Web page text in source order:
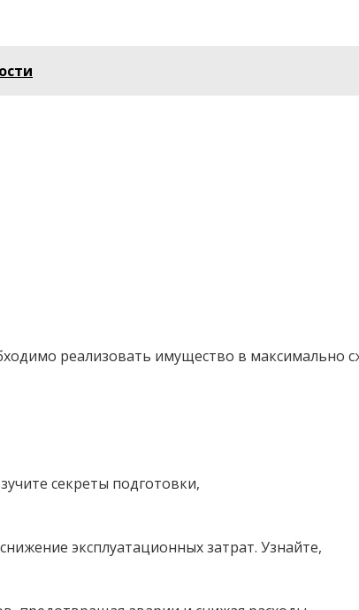
реализовать имущество в максимально
секреты подготовки,
эксплуатационных затрат. Узнайте,